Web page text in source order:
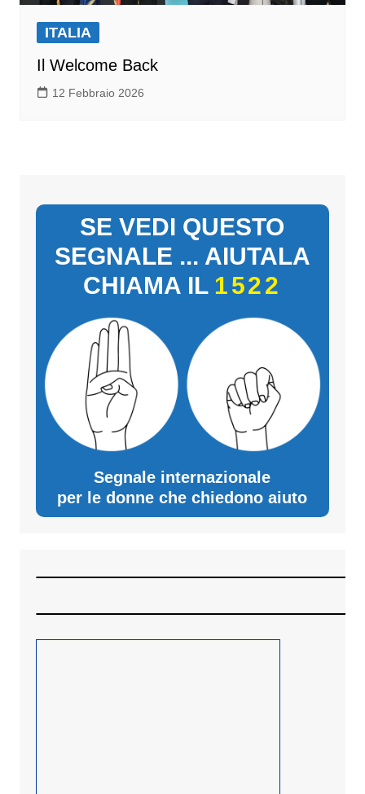
ITALIA
Il Welcome Back
12 Febbraio 2026
SE VEDI QUESTO
SEGNALE ... AIUTALA
CHIAMA IL 1522
Segnale internazionale
per le donne che chiedono aiuto